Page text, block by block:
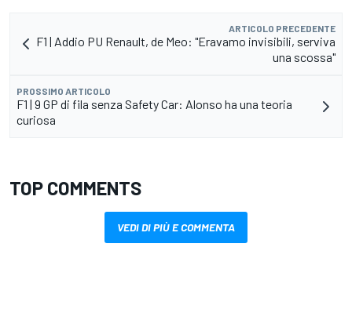
ARTICOLO PRECEDENTE
F1 | Addio PU Renault, de Meo: "Eravamo invisibili, serviva
una scossa"
PROSSIMO ARTICOLO
F1 | 9 GP di fila senza Safety Car: Alonso ha una teoria
curiosa
TOP COMMENTS
VEDI DI PIÙ E COMMENTA